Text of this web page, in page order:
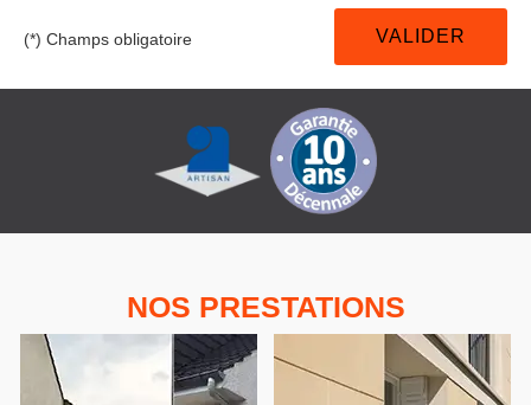
(*) Champs obligatoire
NOS PRESTATIONS